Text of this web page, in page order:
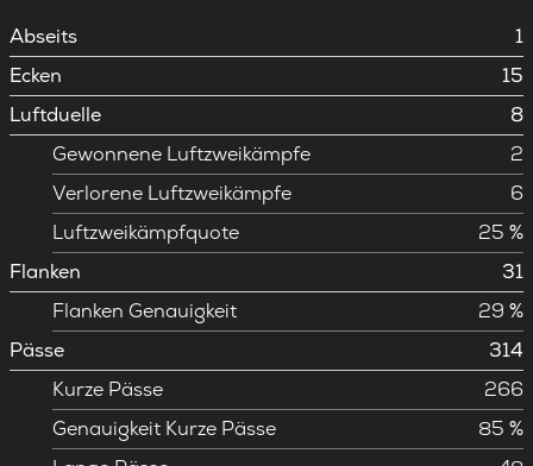
Abseits
1
Ecken
15
Luftduelle
8
Gewonnene Luftzweikämpfe
2
Verlorene Luftzweikämpfe
6
Luftzweikämpfquote
25 %
Flanken
31
Flanken Genauigkeit
29 %
Pässe
314
Kurze Pässe
266
Genauigkeit Kurze Pässe
85 %